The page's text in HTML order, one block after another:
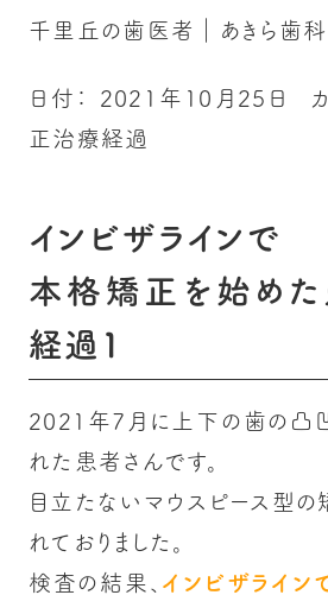
千里丘の歯医者｜あきら歯科
日付： 2021年10月25日 カ
正治療経過
インビザラインで
本格矯正を始め
経過１
2021年7月に上下の歯の凸
れた患者さんです。
目立たないマウスピース型
れておりました。
検査の結果、 インビザライン